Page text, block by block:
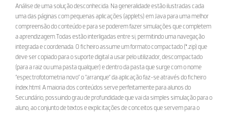
Análise de uma solução desconhecida. Na generalidade estão ilustradas cada
uma das páginas com pequenas aplicações (applets) em Java para uma melhor
compreensão do conteúdo e para se poderem fazer simulações que completem
a aprendizagem.Todas estão interligadas entre si, permitindo uma navegação
integrada e coordenada. O ficheiro assume um formato compactado (*.zip) que
deve ser copiado para o suporte digital a usar pelo utilizador, descompactado
(para a raiz ou uma pasta qualquer) e dentro da pasta que surge com o nome
“espectrofotometria novo” o “arranque” da aplicação faz-se através do ficheiro
índex.html. A maioria dos conteúdos serve perfeitamente para alunos do
Secundário, possuindo grau de profundidade que vai da simples simulação para o
aluno, ao conjunto de textos e explicitações de conceitos que servem para o